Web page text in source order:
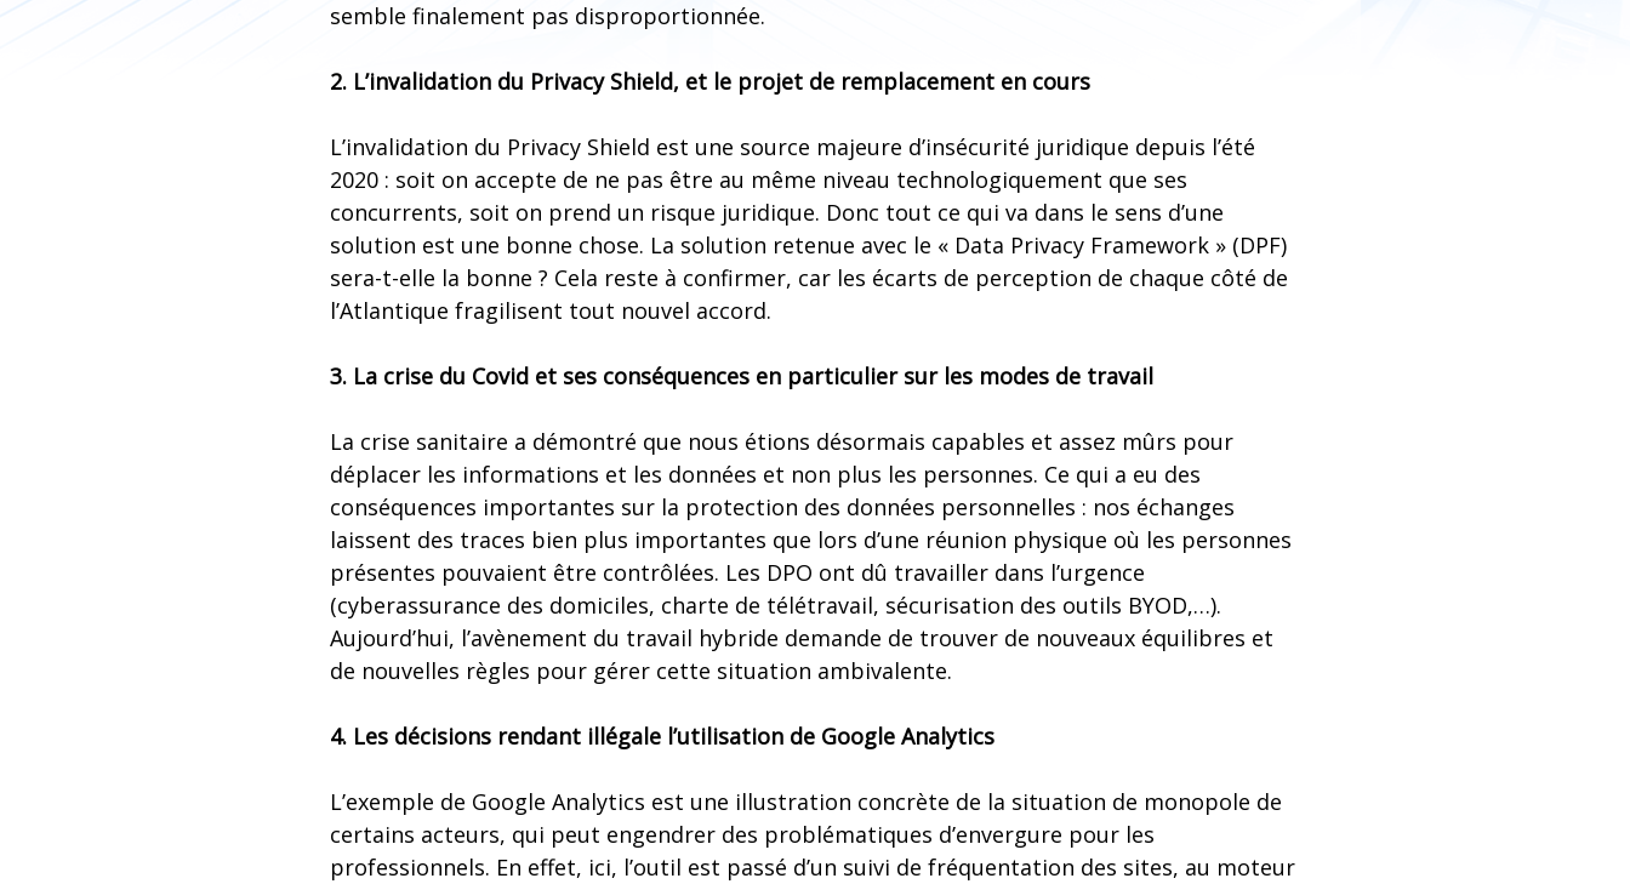
semble finalement pas disproportionnée.
2. L’invalidation du Privacy Shield, et le projet de remplacement en cours
L’invalidation du Privacy Shield est une source majeure d’insécurité juridique depuis l’été
2020 : soit on accepte de ne pas être au même niveau technologiquement que ses
concurrents, soit on prend un risque juridique. Donc tout ce qui va dans le sens d’une
solution est une bonne chose. La solution retenue avec le « Data Privacy Framework » (DPF)
sera-t-elle la bonne ? Cela reste à confirmer, car les écarts de perception de chaque côté de
l’Atlantique fragilisent tout nouvel accord.
3. La crise du Covid et ses conséquences en particulier sur les modes de travail
La crise sanitaire a démontré que nous étions désormais capables et assez mûrs pour
déplacer les informations et les données et non plus les personnes. Ce qui a eu des
conséquences importantes sur la protection des données personnelles : nos échanges
laissent des traces bien plus importantes que lors d’une réunion physique où les personnes
présentes pouvaient être contrôlées. Les DPO ont dû travailler dans l’urgence
(cyberassurance des domiciles, charte de télétravail, sécurisation des outils BYOD,…).
Aujourd’hui, l’avènement du travail hybride demande de trouver de nouveaux équilibres et
de nouvelles règles pour gérer cette situation ambivalente.
4. Les décisions rendant illégale l’utilisation de Google Analytics
L’exemple de Google Analytics est une illustration concrète de la situation de monopole de
certains acteurs, qui peut engendrer des problématiques d’envergure pour les
professionnels. En effet, ici, l’outil est passé d’un suivi de fréquentation des sites, au moteur